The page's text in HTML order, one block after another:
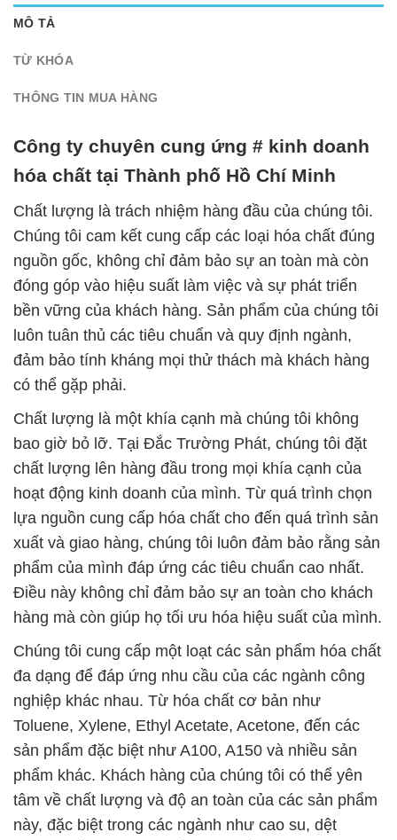
MÔ TẢ
TỪ KHÓA
THÔNG TIN MUA HÀNG
Công ty chuyên cung ứng # kinh doanh
hóa chất tại Thành phố Hồ Chí Minh
Chất lượng là trách nhiệm hàng đầu của chúng tôi.
Chúng tôi cam kết cung cấp các loại hóa chất đúng
nguồn gốc, không chỉ đảm bảo sự an toàn mà còn
đóng góp vào hiệu suất làm việc và sự phát triển
bền vững của khách hàng. Sản phẩm của chúng tôi
luôn tuân thủ các tiêu chuẩn và quy định ngành,
đảm bảo tính kháng mọi thử thách mà khách hàng
có thể gặp phải.
Chất lượng là một khía cạnh mà chúng tôi không
bao giờ bỏ lỡ. Tại Đắc Trường Phát, chúng tôi đặt
chất lượng lên hàng đầu trong mọi khía cạnh của
hoạt động kinh doanh của mình. Từ quá trình chọn
lựa nguồn cung cấp hóa chất cho đến quá trình sản
xuất và giao hàng, chúng tôi luôn đảm bảo rằng sản
phẩm của mình đáp ứng các tiêu chuẩn cao nhất.
Điều này không chỉ đảm bảo sự an toàn cho khách
hàng mà còn giúp họ tối ưu hóa hiệu suất của mình.
Chúng tôi cung cấp một loạt các sản phẩm hóa chất
đa dạng để đáp ứng nhu cầu của các ngành công
nghiệp khác nhau. Từ hóa chất cơ bản như
Toluene, Xylene, Ethyl Acetate, Acetone, đến các
sản phẩm đặc biệt như A100, A150 và nhiều sản
phẩm khác. Khách hàng của chúng tôi có thể yên
tâm về chất lượng và độ an toàn của các sản phẩm
này, đặc biệt trong các ngành như cao su, dệt